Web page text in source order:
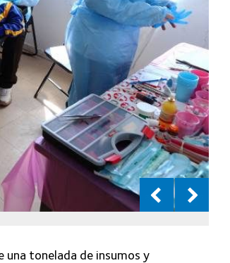
una tonelada de insumos y